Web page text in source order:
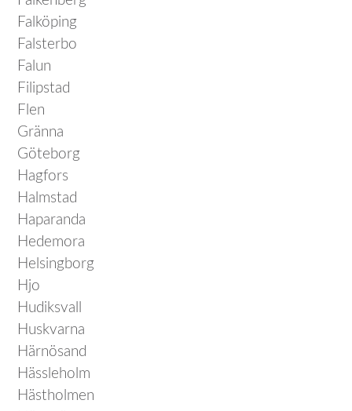
Falköping
Falsterbo
Falun
Filipstad
Flen
Gränna
Göteborg
Hagfors
Halmstad
Haparanda
Hedemora
Helsingborg
Hjo
Hudiksvall
Huskvarna
Härnösand
Hässleholm
Hästholmen